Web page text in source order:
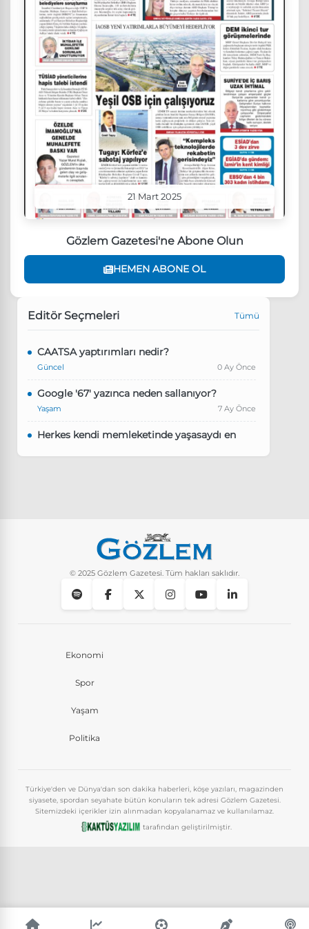
21 Mart 2025
Gözlem Gazetesi'ne Abone Olun
HEMEN ABONE OL
Editör Seçmeleri Tümü
CAATSA yaptırımları nedir?
Güncel 0 Ay Önce
Google '67' yazınca neden sallanıyor?
Yaşam 7 Ay Önce
Herkes kendi memleketinde yaşasaydı en
Instagram’da keşfet nasıl temizlenir?
© 2025 Gözlem Gazetesi. Tüm hakları saklıdır.
Ekonomi
Spor
Yaşam
Politika
Türkiye'den ve Dünya'dan son dakika haberleri, köşe yazıları, magazinden
siyasete, spordan seyahate bütün konuların tek adresi Gözlem Gazetesi.
Sitemizdeki içerikler izin alınmadan kopyalanamaz ve kullanılamaz.
tarafından geliştirilmiştir.